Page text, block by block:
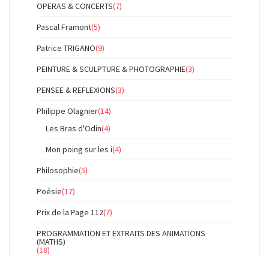
OPERAS & CONCERTS(7)
Pascal Framont(5)
Patrice TRIGANO(9)
PEINTURE & SCULPTURE & PHOTOGRAPHIE(3)
PENSEE & REFLEXIONS(3)
Philippe Olagnier(14)
Les Bras d'Odin(4)
Mon poing sur les i(4)
Philosophie(5)
Poésie(17)
Prix de la Page 112(7)
PROGRAMMATION ET EXTRAITS DES ANIMATIONS
(MATHS)
(18)